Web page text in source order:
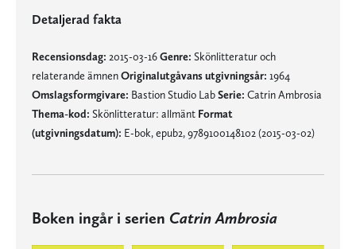
Detaljerad fakta
Recensionsdag: 2015-03-16Genre: Skönlitteratur och
relaterande ämnenOriginalutgåvans utgivningsår: 1964
Omslagsformgivare: Bastion Studio LabSerie: Catrin Ambrosia
Thema-kod: Skönlitteratur: allmänt Format
(utgivningsdatum): E-bok, epub2, 9789100148102 (2015-03-02)
Boken ingår i serien Catrin Ambrosia